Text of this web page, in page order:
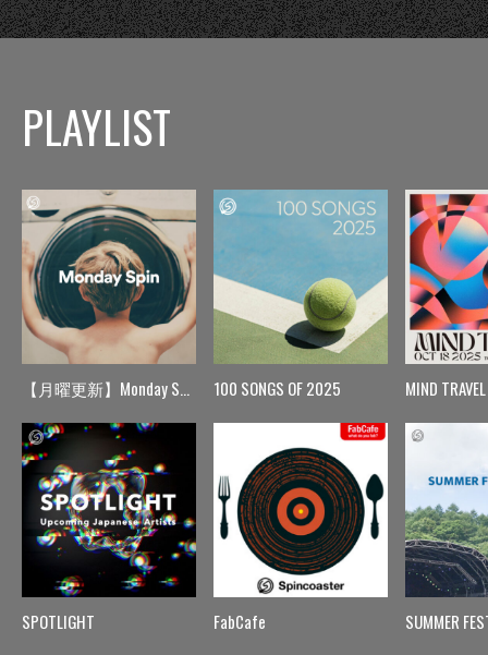
PLAYLIST
【月曜更新】Monday Spin
SPOTLIGHT
100 SONGS OF 2025
FabCafe
MIND TRAVEL
SUMMER